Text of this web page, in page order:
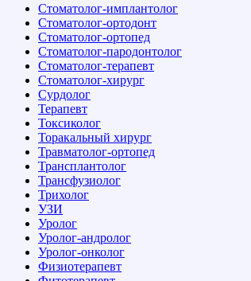
Стоматолог-имплантолог
Стоматолог-ортодонт
Стоматолог-ортопед
Стоматолог-пародонтолог
Стоматолог-терапевт
Стоматолог-хирург
Сурдолог
Терапевт
Токсиколог
Торакальный хирург
Травматолог-ортопед
Трансплантолог
Трансфузиолог
Трихолог
УЗИ
Уролог
Уролог-андролог
Уролог-онколог
Физиотерапевт